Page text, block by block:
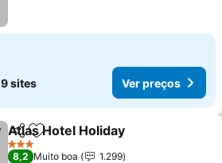
9 sites Ver preços
PartilharAdicionar aos favoritos
Atlas Hotel Holiday
3 Estrelas
8,2 Muito boa
1.299